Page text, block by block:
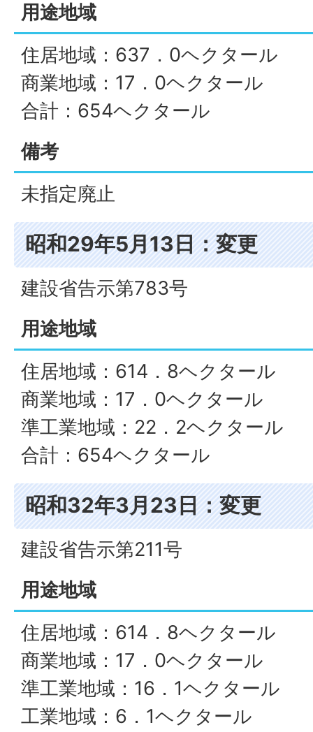
用途地域
住居地域：637．0ヘクタール
商業地域：17．0ヘクタール
合計：654ヘクタール
備考
未指定廃止
昭和29年5月13日：変更
建設省告示第783号
用途地域
住居地域：614．8ヘクタール
商業地域：17．0ヘクタール
準工業地域：22．2ヘクタール
合計：654ヘクタール
昭和32年3月23日：変更
建設省告示第211号
用途地域
住居地域：614．8ヘクタール
商業地域：17．0ヘクタール
準工業地域：16．1ヘクタール
工業地域：6．1ヘクタール